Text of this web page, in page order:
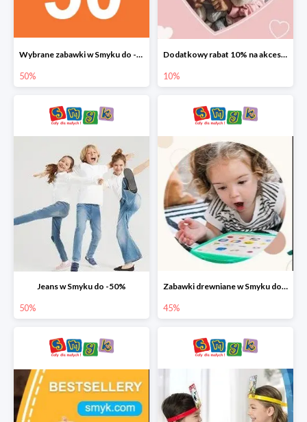
Wybrane zabawki w Smyku do -50%
50%
Dodatkowy rabat 10% na akcesoria dziecięce
10%
Jeans w Smyku do -50%
50%
Zabawki drewniane w Smyku do -45%
45%